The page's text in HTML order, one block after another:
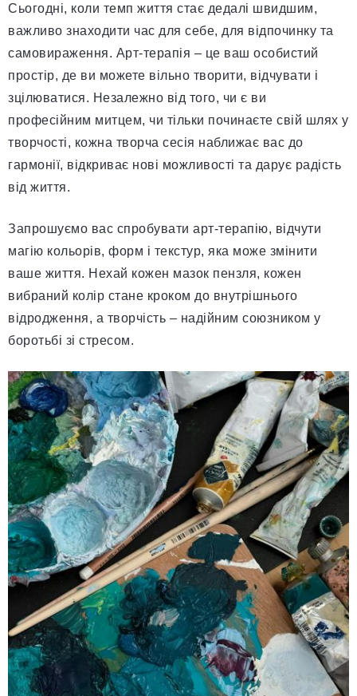
Сьогодні, коли темп життя стає дедалі швидшим,
важливо знаходити час для себе, для відпочинку та
самовираження. Арт-терапія – це ваш особистий
простір, де ви можете вільно творити, відчувати і
зцілюватися. Незалежно від того, чи є ви
професійним митцем, чи тільки починаєте свій шлях у
творчості, кожна творча сесія наближає вас до
гармонії, відкриває нові можливості та дарує радість
від життя.
Запрошуємо вас спробувати арт-терапію, відчути
магію кольорів, форм і текстур, яка може змінити
ваше життя. Нехай кожен мазок пензля, кожен
вибраний колір стане кроком до внутрішнього
відродження, а творчість – надійним союзником у
боротьбі зі стресом.